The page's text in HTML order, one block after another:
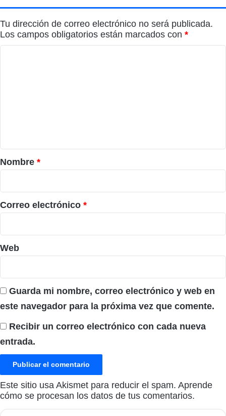
Tu dirección de correo electrónico no será publicada.
Los campos obligatorios están marcados con *
r
i
o
*
Nombre *
Correo electrónico *
Web
Guarda mi nombre, correo electrónico y web en
este navegador para la próxima vez que comente.
Recibir un correo electrónico con cada nueva
entrada.
Este sitio usa Akismet para reducir el spam. Aprende
cómo se procesan los datos de tus comentarios.